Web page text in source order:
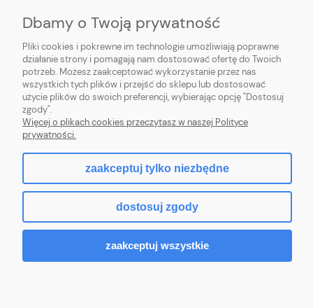
Wojewódzki Inspektorat Weterynarii
w Siedlcach ul. Kazimierzowska 29,
08-110 Siedlce
https://mazowsze.wiw.gov.pl/
Sklep internetowy Shoper.pl
Dbamy o Twoją prywatność
Pliki cookies i pokrewne im technologie umożliwiają poprawne
działanie strony i pomagają nam dostosować ofertę do Twoich
potrzeb. Możesz zaakceptować wykorzystanie przez nas
wszystkich tych plików i przejść do sklepu lub dostosować
użycie plików do swoich preferencji, wybierając opcję "Dostosuj
zgody".
Więcej o plikach cookies przeczytasz w naszej Polityce
prywatności.
zaakceptuj tylko niezbędne
dostosuj zgody
zaakceptuj wszystkie